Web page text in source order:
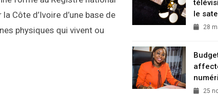
Côte d’Ivoire d’une base de
physiques qui vivent ou
le
28
25